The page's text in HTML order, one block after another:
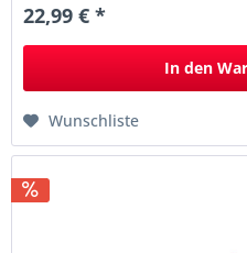
22,99 € *
In den
Wunschliste